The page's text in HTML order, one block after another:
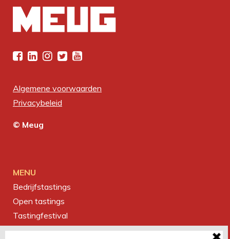
Algemene voorwaarden
Privacybeleid
© Meug
MENU
Bedrijfstastings
Open tastings
Tastingfestival
Magazine